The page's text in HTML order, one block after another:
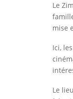
Le
mise
Ici,
Le